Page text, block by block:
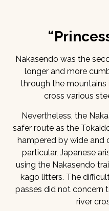
Nakasendo was the
longer and more
through the mountains
cross various
Nevertheless, the
safer route as the
hampered by wide and
particular, Japanese
using the Nakasendo
kago litters. The
passes did not concern
river